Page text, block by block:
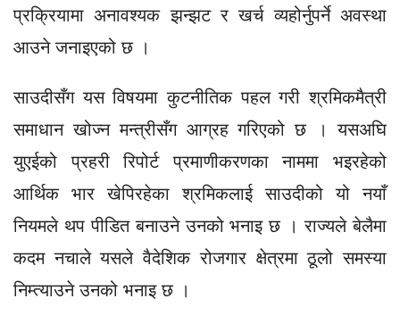
प्रक्रियामा अनावश्यक झन्झट र खर्च व्यहोर्नुपर्ने अवस्था
आउने जनाइएको छ ।
साउदीसँग यस विषयमा कुटनीतिक पहल गरी श्रमिकमैत्री
समाधान खोज्न मन्त्रीसँग आग्रह गरिएको छ । यसअघि
युएईको प्रहरी रिपोर्ट प्रमाणीकरणका नाममा भइरहेको
आर्थिक भार खेपिरहेका श्रमिकलाई साउदीको यो नयाँ
नियमले थप पीडित बनाउने उनको भनाइ छ । राज्यले बेलैमा
कदम नचाले यसले वैदेशिक रोजगार क्षेत्रमा ठूलो समस्या
निम्त्याउने उनको भनाइ छ ।